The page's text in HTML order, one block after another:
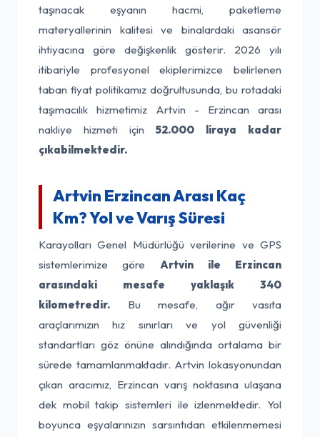
taşınacak eşyanın hacmi, paketleme
materyallerinin kalitesi ve binalardaki asansör
ihtiyacına göre değişkenlik gösterir. 2026 yılı
itibariyle profesyonel ekiplerimizce belirlenen
taban fiyat politikamız doğrultusunda, bu rotadaki
taşımacılık hizmetimiz Artvin - Erzincan arası
nakliye hizmeti için52.000 liraya kadar
çıkabilmektedir.
Artvin Erzincan Arası Kaç
Km? Yol ve Varış Süresi
Karayolları Genel Müdürlüğü verilerine ve GPS
sistemlerimize göre Artvin ile Erzincan
arasındaki mesafe yaklaşık 340
kilometredir. Bu mesafe, ağır vasıta
araçlarımızın hız sınırları ve yol güvenliği
standartları göz önüne alındığında ortalama bir
sürede tamamlanmaktadır. Artvin lokasyonundan
çıkan aracımız, Erzincan varış noktasına ulaşana
dek mobil takip sistemleri ile izlenmektedir. Yol
boyunca eşyalarınızın sarsıntıdan etkilenmemesi